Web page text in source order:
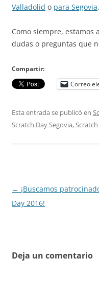
Valladolid o para Segovia.
Como siempre, estamos
dudas o preguntas que
Compartir:
Correo
Esta entrada se publicó en
Scratch Day Segovia,
Navegación
de
← ¡Buscamos
Day 2016!
Deja un comentario